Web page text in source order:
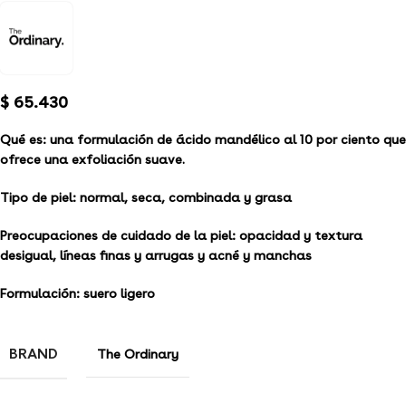
$ 65.430
Qué es: una formulación de ácido mandélico al 10 por ciento que
ofrece una exfoliación suave.
Tipo de piel: normal, seca, combinada y grasa
Preocupaciones de cuidado de la piel: opacidad y textura
desigual, líneas finas y arrugas y acné y manchas
Formulación: suero ligero
BRAND The Ordinary